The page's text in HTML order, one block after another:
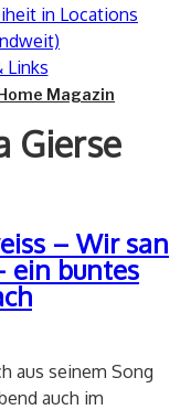
in Locations
Links
Magazin
Gierse
– Wir san
ein buntes
aus seinem Song
auch im